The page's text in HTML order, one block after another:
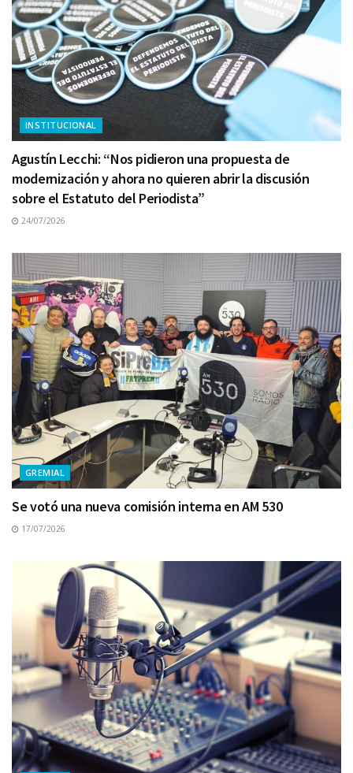
INSTITUCIONAL
Agustín Lecchi: “Nos pidieron una propuesta de
modernización y ahora no quieren abrir la discusión
sobre el Estatuto del Periodista”
24/07/2026
GREMIAL
Se votó una nueva comisión interna en AM 530
17/07/2026